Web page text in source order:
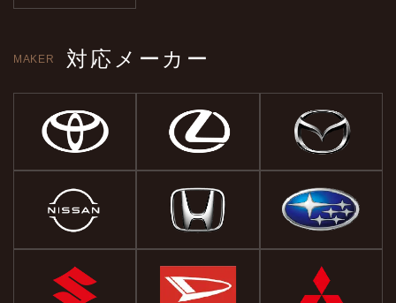
MAKER 対応メーカー